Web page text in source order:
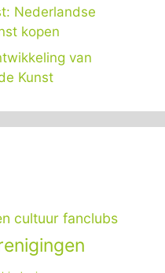
Nederlandse
kopen
van
Kunst
cultuur fanclubs